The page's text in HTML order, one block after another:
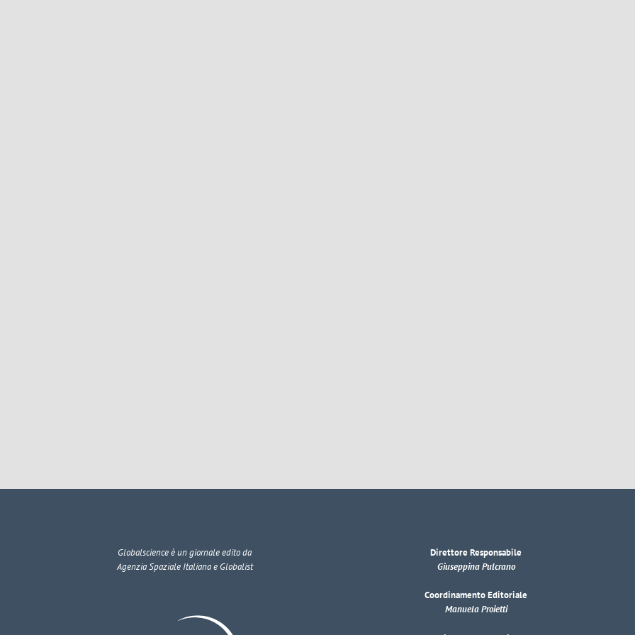
Globalscienceè un giornale edito da
Agenzia Spaziale Italiana e Globalist
Direttore Responsabile
Giuseppina Pulcrano
Coordinamento Editoriale
Manuela Proietti